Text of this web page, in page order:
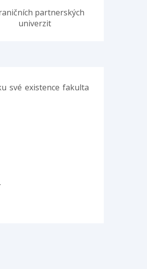
partnerských
univerzit
své existence fakulta